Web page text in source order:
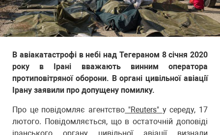
В авіакатастрофі в небі над Тегераном 8 січня 2020
року в Ірані вважають винним оператора
протиповітряної оборони. В органі цивільної авіації
Ірану заявили про допущену помилку.
Про це повідомляє агентство "Reuters" у середу, 17
лютого. Повідомляється, що в остаточній доповіді